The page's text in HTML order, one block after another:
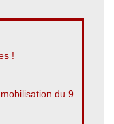
!
du 9